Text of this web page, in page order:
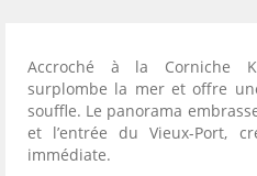
Accroché à la Corniche
surplombe la mer et offre
souffle. Le panorama
et l’entrée du Vieux-Port,
immédiate.